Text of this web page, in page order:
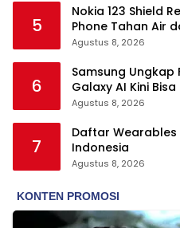
5
Nokia 123 Shield
Phone Tahan Air
Agustus 8, 2026
6
Samsung Ungkap
Galaxy AI Kini
Agustus 8, 2026
7
Daftar Wearables
Indonesia
Agustus 8, 2026